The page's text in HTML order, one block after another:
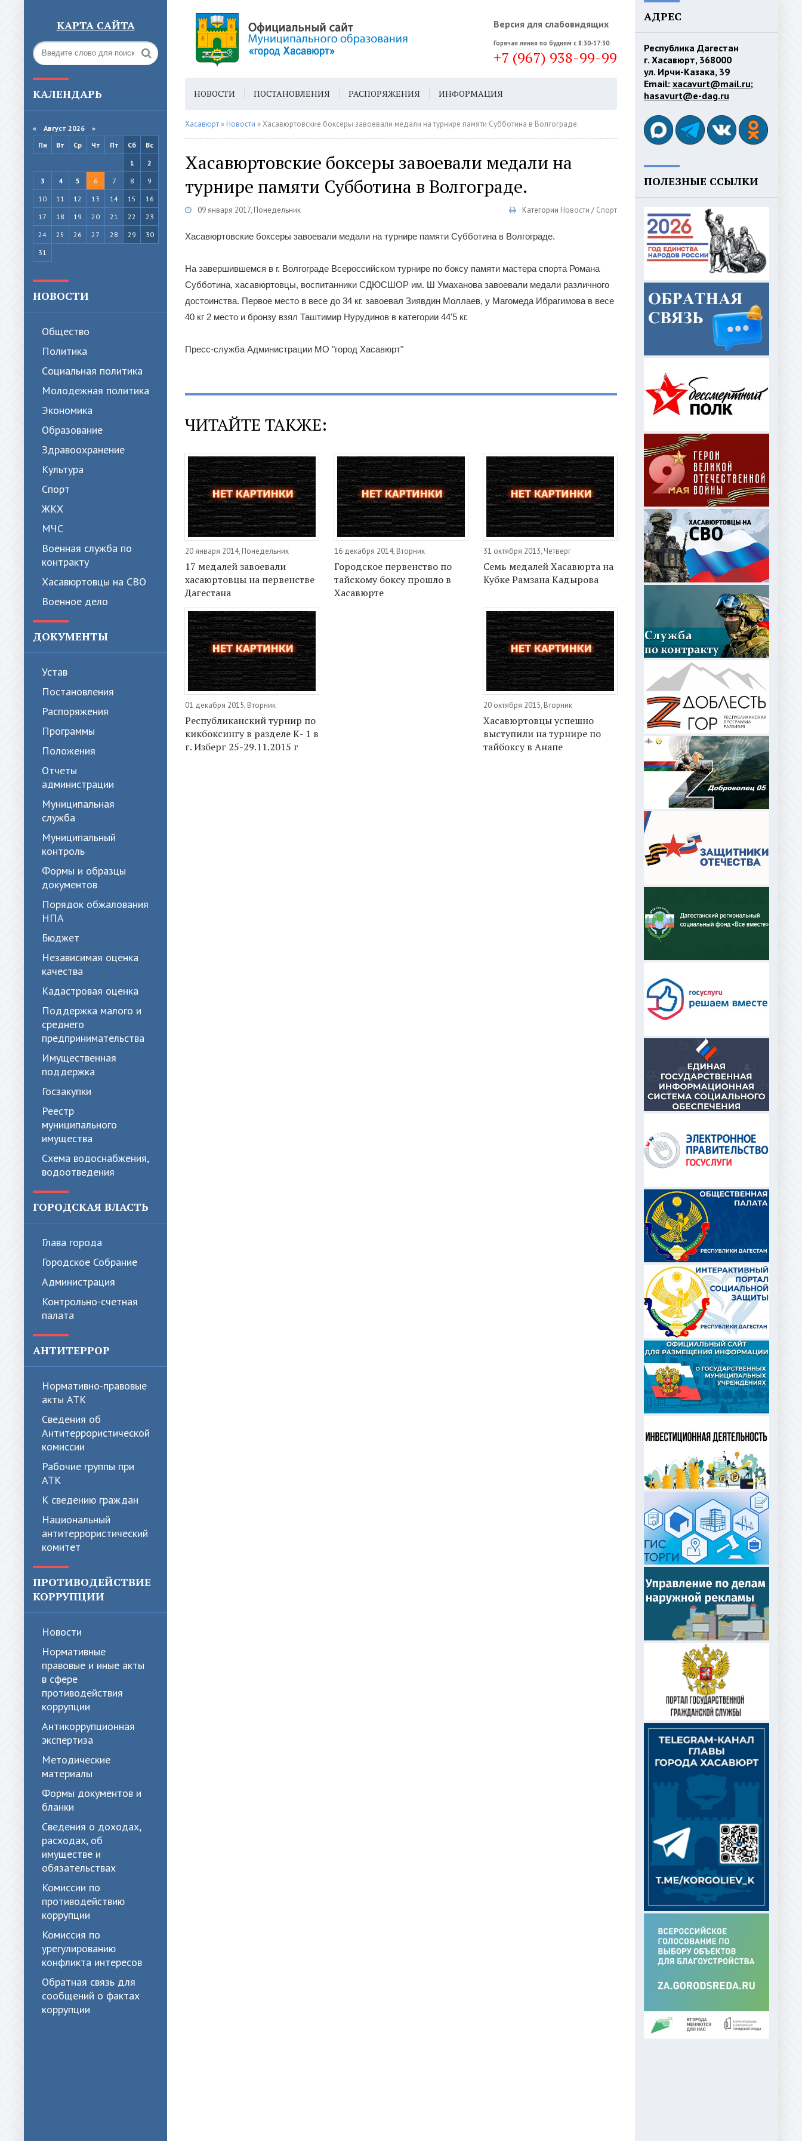
КАРТА САЙТА Версия для слабовидящих
Горячая линия по будням с 8:30-17:30:
+7 (967) 938-99-99
КАЛЕНДАРЬ
« Август 2026 »
Пн
Вт Ср Чт Пт Сб
Вс
1
2
3
4 5 6 7 8
9
10
11 12 13 14 15
16
17
18 19 20 21 22
23
24
25 26 27 28 29
30
31
НОВОСТИ
Общество
Политика
Cоциальная политика
Молодежная политика
Экономика
Образование
Здравоохранение
Культура
Спорт
ЖКХ
МЧС
Военная служба по
контракту
Хасавюртовцы на СВО
Военное дело
ДОКУМЕНТЫ
Устав
Постановления
Распоряжения
Программы
Положения
Отчеты
администрации
Муниципальная
служба
Муниципальный
контроль
Формы и образцы
документов
Порядок обжалования
НПА
Бюджет
Независимая оценка
качества
Кадастровая оценка
Поддержка малого и
среднего
предпринимательства
Имущественная
поддержка
Госзакупки
Реестр
муниципального
имущества
Схема водоснабжения,
водоотведения
ГОРОДСКАЯ ВЛАСТЬ
Глава города
Городское Собрание
Администрация
Контрольно-счетная
палата
АНТИТЕРРОР
Нормативно-правовые
акты АТК
Сведения об
Антитеррористической
комиссии
Рабочие группы при
АТК
К сведению граждан
Национальный
антитеррористический
комитет
ПРОТИВОДЕЙСТВИЕ
КОРРУПЦИИ
Новости
Нормативные
правовые и иные акты
в сфере
противодействия
коррупции
Антикоррупционная
экспертиза
Методические
материалы
Формы документов и
бланки
Сведения о доходах,
расходах, об
имуществе и
обязательствах
Комиссии по
противодействию
коррупции
Комиссия по
урегулированию
конфликта интересов
Обратная связь для
сообщений о фактах
коррупции
НОВОСТИ ПОСТАНОВЛЕНИЯ РАСПОРЯЖЕНИЯ ИНФОРМАЦИЯ
ГОРОДСКАЯ СРЕДА ГЕН. ПЛАН
Хасавюрт » Новости » Хасавюртовские боксеры завоевали медали на турнире памяти Субботина в Волгограде.
Хасавюртовские боксеры завоевали медали на
турнире памяти Субботина в Волгограде.
09 января 2017, Понедельник Категории Новости / Спорт
Хасавюртовские боксеры завоевали медали на турнире памяти Субботина в Волгограде.
На завершившемся в г. Волгограде Всероссийском турнире по боксу памяти мастера спорта Романа
Субботина, хасавюртовцы, воспитанники СДЮСШОР им. Ш Умаханова завоевали медали различного
достоинства. Первое место в весе до 34 кг. завоевал Зиявдин Моллаев, у Магомеда Ибрагимова в весе
40 кг 2 место и бронзу взял Таштимир Нурудинов в категории 44'5 кг.
Пресс-служба Администрации МО "город Хасавюрт"
ЧИТАЙТЕ ТАКЖЕ:
20 января 2014, Понедельник
17 медалей завоевали
хасаюртовцы на первенстве
Дагестана
16 декабря 2014, Вторник
Городское первенство по
тайскому боксу прошло в
Хасавюрте
31 октября 2013, Четверг
Семь медалей Хасавюрта на
Кубке Рамзана Кадырова
01 декабря 2015, Вторник
Республиканский турнир по
кикбоксингу в разделе К- 1 в
г. Изберг 25-29.11.2015 г
20 октября 2015, Вторник
Хасавюртовцы успешно
выступили на турнире по
тайбоксу в Анапе
АДРЕС
Республика Дагестан
г. Хасавюрт, 368000
ул. Ирчи-Казака, 39
Email: xacavurt@mail.ru;
hasavurt@e-dag.ru
ПОЛЕЗНЫЕ ССЫЛКИ